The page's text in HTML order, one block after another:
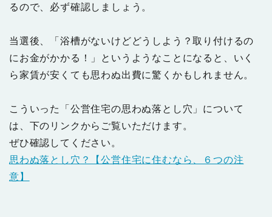
るので、必ず確認しましょう。
当選後、「浴槽がないけどどうしよう？取り付けるの
にお金がかかる！」というようなことになると、いく
ら家賃が安くても思わぬ出費に驚くかもしれません。
こういった「公営住宅の思わぬ落とし穴」について
は、下のリンクからご覧いただけます。
ぜひ確認してください。
思わぬ落とし穴？【公営住宅に住むなら、６つの注
意】